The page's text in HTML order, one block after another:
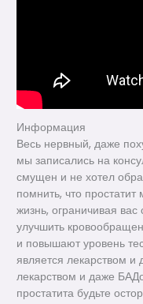
Информация
Весь нервный, даже
мы записались на
смущен и не хотел
помнить, что
жизнь, ограничивая
улучшить
и повышают уровень
является лекарством
лекарством и даже
простатита будьте